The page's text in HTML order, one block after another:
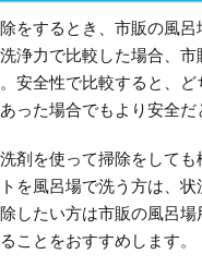
をするとき、市販の風
浄力で比較した場合、
安全性で比較すると、
った場合でもより安全
剤を使って掃除をして
を風呂場で洗う方は、
したい方は市販の風呂
ことをおすすめします。